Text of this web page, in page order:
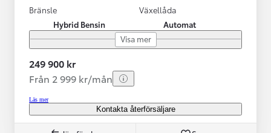
Bränsle
Hybrid Bensin
Växellåda
Automat
Visa mer
249 900 kr
Från 2 999 kr/mån
Läs mer
Kontakta återförsäljare